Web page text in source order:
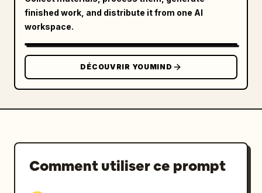
finished work, and distribute it from one AI
workspace.
DÉCOUVRIR YOUMIND
Comment utiliser ce prompt